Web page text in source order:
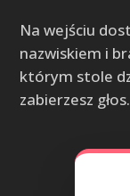
Na wejściu
nazwiskiem i
którym stole
zabierzesz głos.